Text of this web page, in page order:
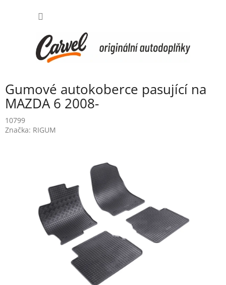
Gumové autokoberce pasující na
MAZDA 6 2008-
10799
Značka: RIGUM